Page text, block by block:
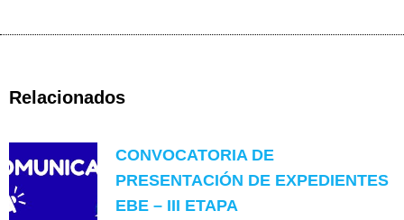
Relacionados
CONVOCATORIA DE
PRESENTACIÓN DE EXPEDIENTES
EBE – III ETAPA